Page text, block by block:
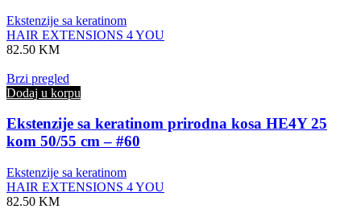
Ekstenzije sa keratinom
HAIR EXTENSIONS 4 YOU
82.50 KM
Brzi pregled
Dodaj u korpu
Ekstenzije sa keratinom prirodna kosa HE4Y 25
kom 50/55 cm – #60
Ekstenzije sa keratinom
HAIR EXTENSIONS 4 YOU
82.50 KM